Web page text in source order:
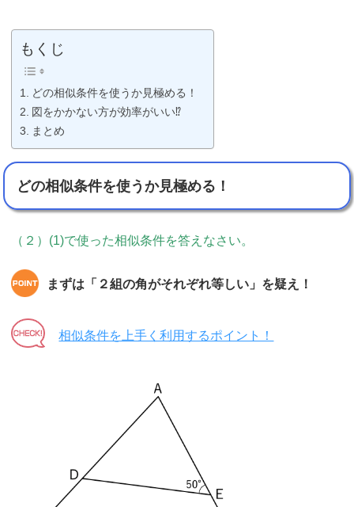
もくじ
どの相似条件を使うか見極める！
図をかかない方が効率がいい⁉︎
まとめ
どの相似条件を使うか見極める！
（２）(1)で使った相似条件を答えなさい。
まずは「２組の角がそれぞれ等しい」を疑え！
相似条件を上手く利用するポイント！